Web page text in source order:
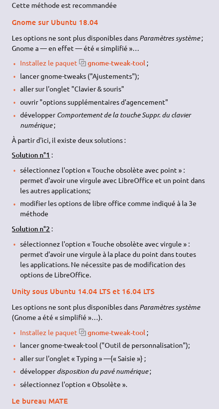
Cette méthode est recommandée
Gnome sur Ubuntu 18.04
Les options ne sont plus disponibles dans Paramètres système;
Gnome a — en effet — été « simplifié »…
Installez le paquet
gnome-tweak-tool ;
lancer gnome-tweaks ("Ajustements");
aller sur l'onglet "Clavier & souris"
ouvrir "options supplémentaires d'agencement"
développerComportement de la touche Suppr. du clavier
numérique;
À partir d'ici, il existe deux solutions :
Solution n°1 :
sélectionnez l'option « Touche obsolète avec point » :
permet d'avoir une virgule avec LibreOffice et un point dans
les autres applications;
modifier les options de libre office comme indiqué à la 3e
méthode
Solution n°2 :
sélectionnez l'option « Touche obsolète avec virgule » :
permet d'avoir une virgule à la place du point dans toutes
les applications. Ne nécessite pas de modification des
options de LibreOffice.
Unity sous Ubuntu 14.04 LTS et 16.04 LTS
Les options ne sont plus disponibles dans Paramètres système
(Gnome a été « simplifié »…).
Installez le paquet
gnome-tweak-tool ;
lancer gnome-tweak-tool ("Outil de personnalisation");
aller sur l'onglet « Typing » —{« Saisie »} ;
développerdisposition du pavé numérique;
sélectionnez l'option « Obsolète ».
Le bureau MATE